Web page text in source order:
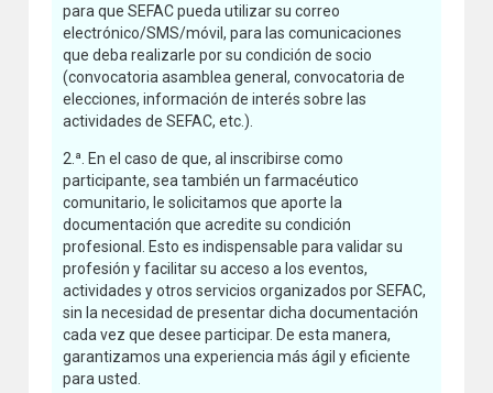
para que SEFAC pueda utilizar su correo
electrónico/SMS/móvil, para las comunicaciones
que deba realizarle por su condición de socio
(convocatoria asamblea general, convocatoria de
elecciones, información de interés sobre las
actividades de SEFAC, etc.).
2.ª. En el caso de que, al inscribirse como
participante, sea también un farmacéutico
comunitario, le solicitamos que aporte la
documentación que acredite su condición
profesional. Esto es indispensable para validar su
profesión y facilitar su acceso a los eventos,
actividades y otros servicios organizados por SEFAC,
sin la necesidad de presentar dicha documentación
cada vez que desee participar. De esta manera,
garantizamos una experiencia más ágil y eficiente
para usted.